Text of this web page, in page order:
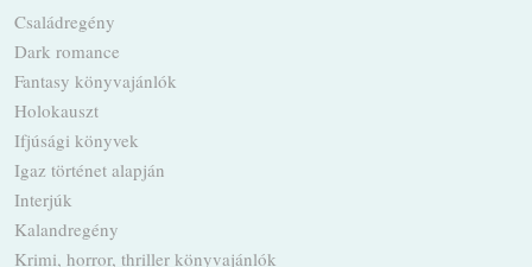
Családregény
Dark romance
Fantasy könyvajánlók
Holokauszt
Ifjúsági könyvek
Igaz történet alapján
Interjúk
Kalandregény
Krimi, horror, thriller könyvajánlók